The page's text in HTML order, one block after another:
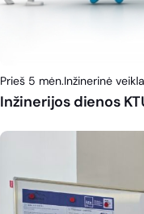
Prieš 5 mėn.Inžinerinė veikla
Inžinerijos dienos